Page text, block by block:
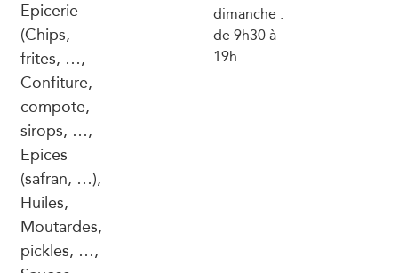
Epicerie
(Chips,
frites, …,
Confiture,
compote,
sirops, …,
Epices
(safran, …),
Huiles,
Moutardes,
pickles, …,
dimanche :
de 9h30 à
19h